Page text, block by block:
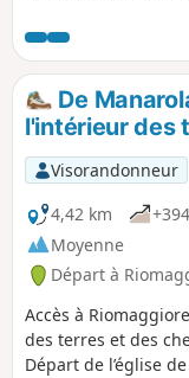
riche et de charme
circuit va longer le
bifurquera vers le
ruelles du centre
suite pour accéder
longeant la côte. Le
ses pas.
De
l'intérieur des
Visorandonneur
4,42 km
Moyenne
Départ à
Accès à
des terres et des
Départ de l’église